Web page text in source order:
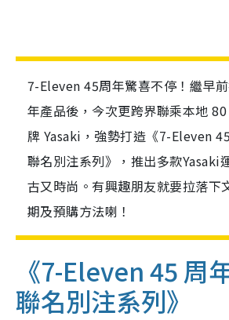
7-Eleven 45周年驚喜不停！繼早
年產品後，今次更跨界聯乘本地
牌 Yasaki，強勢打造《7-Eleven
聯名別注系列》，推出多款Yasaki
古又時尚。有興趣朋友就要拉落下
期及預購方法喇！
《7-Eleven 45 周
聯名別注系列》